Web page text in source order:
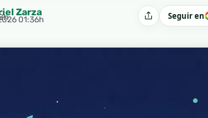
Zarza
01:36h CompartirSeguir en